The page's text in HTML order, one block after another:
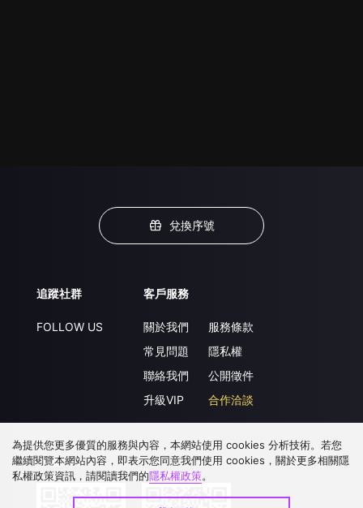
兌換序號
追蹤社群
FOLLOW US
客戶服務
關於我們
常見問題
聯絡我們
升級VIP
服務條款
隱私權
公開徵件
合作洽談
下載 APP
為提供您更多優質的服務與內容，本網站使用 cookies 分析技術。若您
繼續閱覽本網站內容，即表示您同意我們使用 cookies，關於更多相關隱
私權政策資訊，請閱讀我們的隱私權政策。